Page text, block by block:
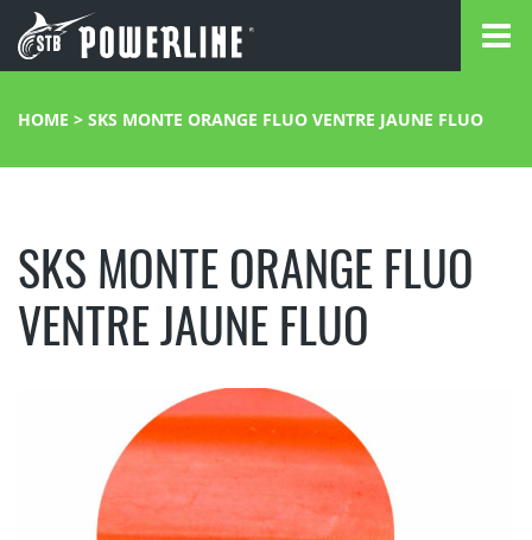
HOME > SKS MONTE ORANGE FLUO VENTRE JAUNE FLUO
SKS MONTE ORANGE FLUO
VENTRE JAUNE FLUO